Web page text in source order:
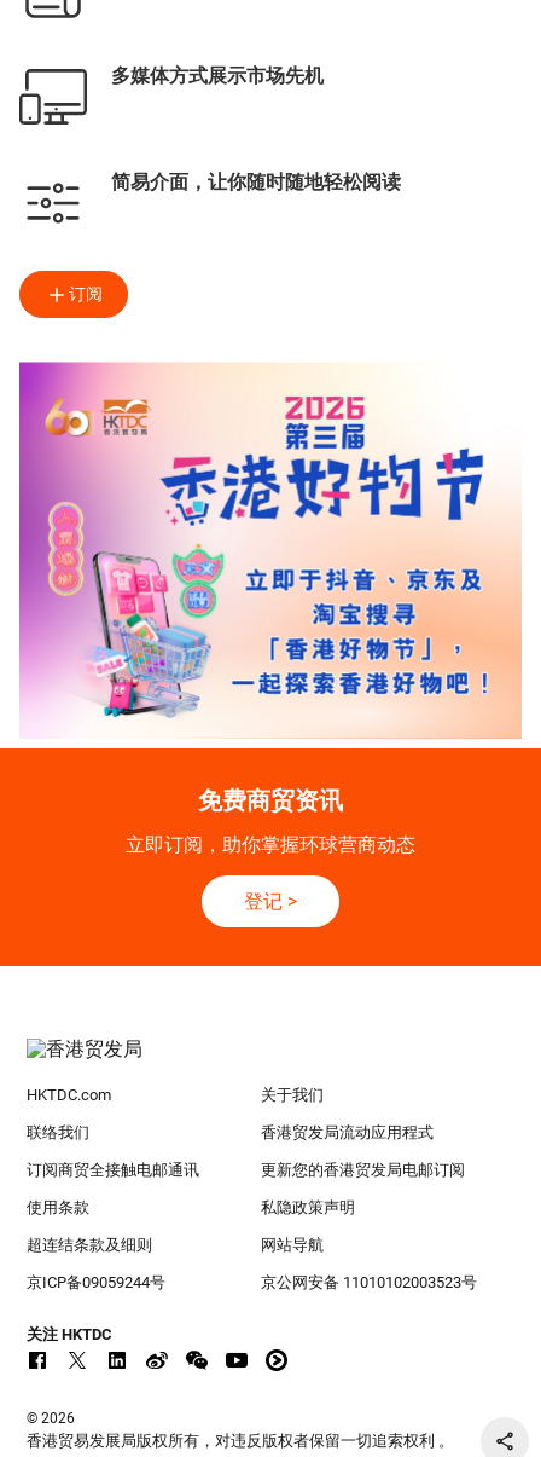
多媒体方式展示市场先机
简易介面，让你随时随地轻松阅读
订阅
免费商贸资讯
立即订阅，助你掌握环球营商动态
登记 >
HKTDC.com 关于我们
联络我们 香港贸发局流动应用程式
订阅商贸全接触电邮通讯 更新您的香港贸发局电邮订阅
使用条款 私隐政策声明
超连结条款及细则 网站导航
京ICP备09059244号 京公网安备 11010102003523号
关注 HKTDC
© 2026
香港贸易发展局版权所有，对违反版权者保留一切追索权利 。